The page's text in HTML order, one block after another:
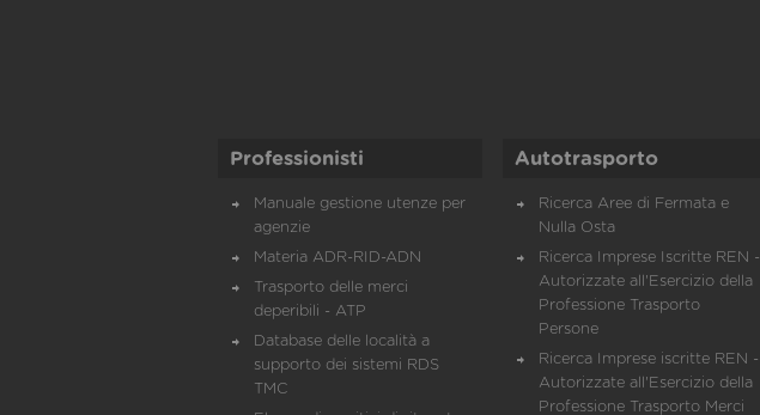
Professionisti
Manuale gestione utenze per
agenzie
Materia ADR-RID-ADN
Trasporto delle merci
deperibili - ATP
Database delle località a
supporto dei sistemi RDS
TMC
Autotrasporto
Ricerca Aree di Fermata e
Nulla Osta
Ricerca Imprese Iscritte REN -
Autorizzate all'Esercizio della
Professione Trasporto
Persone
Ricerca Imprese iscritte REN -
Autorizzate all'Esercizio della
Professione Trasporto Merci